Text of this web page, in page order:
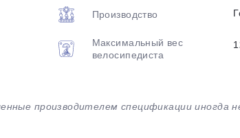
Производство
Максимальный вес
велосипедиста
производителем спецификации